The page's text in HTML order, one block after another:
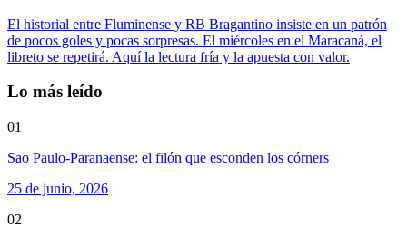
El historial entre Fluminense y RB Bragantino insiste en un patrón
de pocos goles y pocas sorpresas. El miércoles en el Maracaná, el
libreto se repetirá. Aquí la lectura fría y la apuesta con valor.
Lo más leído
01
Sao Paulo-Paranaense: el filón que esconden los córners
25 de junio, 2026
02